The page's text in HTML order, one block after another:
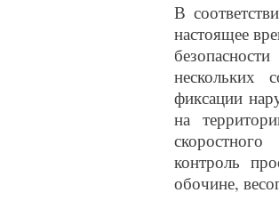
В
настоящее
нескольких
фиксации
на
контроль
обочине,